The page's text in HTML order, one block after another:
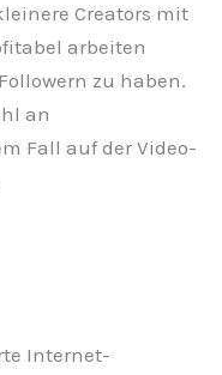
Creators mit
arbeiten
zu haben.
an
Fall auf der Video-
Internet-